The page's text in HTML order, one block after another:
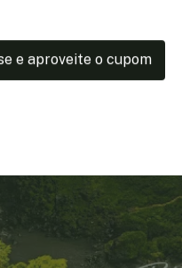
e aproveite o cupom